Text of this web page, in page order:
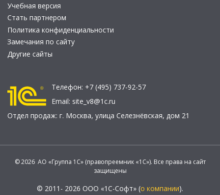
Учебная версия
Стать партнером
Политика конфиденциальности
Замечания по сайту
Другие сайты
Телефон: +7 (495) 737-92-57
Email: site_v8@1c.ru
Отдел продаж: г. Москва, улица Селезнёвская, дом 21
© 2026 АО «Группа 1С» (правопреемник «1С»). Все права на сайт
защищены
© 2011- 2026 ООО «1С-Софт» (о компании).